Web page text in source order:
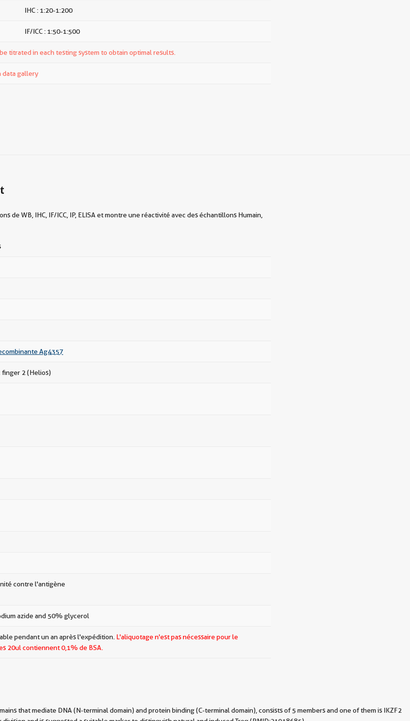
IHC : 1:20-1:200
IF/ICC : 1:50-1:500
titrated in each testing system to obtain optimal results.
data gallery
de WB, IHC, IF/ICC, IP, ELISA et montre une réactivité avec des échantillons Humain,
Ag4357
finger 2 (Helios)
contre l'antigène
azide and 50% glycerol
pendant un an après l'expédition. L'aliquotage n'est pas nécessaire pour le
20ul contiennent 0,1% de BSA.
that mediate DNA (N-terminal domain) and protein binding (C-terminal domain), consists of 5 members and one of them is IKZF2